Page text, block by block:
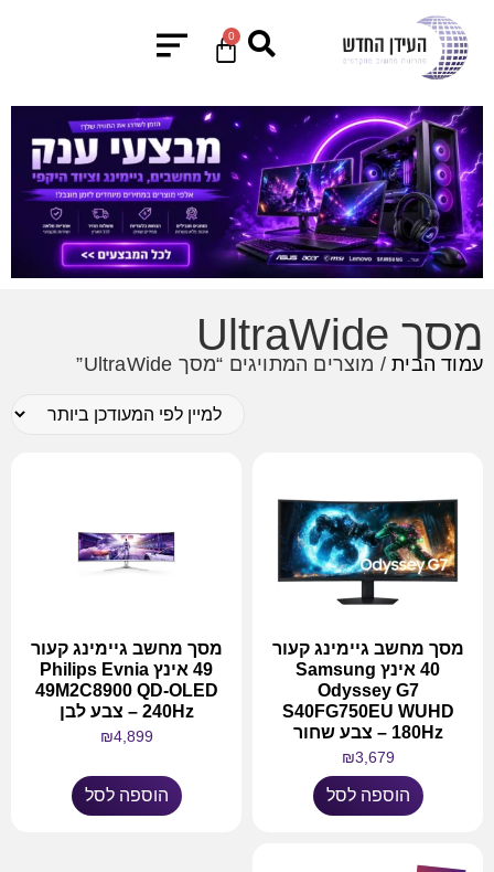
0
מסך UltraWide
עמוד הבית/ מוצרים המתויגים “מסך UltraWide”
מסך מחשב גיימינג קעור
40 אינץ Samsung
Odyssey G7
S40FG750EU WUHD
180Hz – צבע שחור
₪3,679
הוספה לסל
מסך מחשב גיימינג קעור
49 אינץ Philips Evnia
49M2C8900 QD-OLED
240Hz – צבע לבן
₪4,899
הוספה לסל